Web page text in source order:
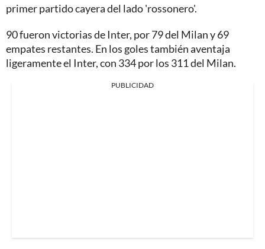
primer partido cayera del lado 'rossonero'.
90 fueron victorias de Inter, por 79 del Milan y 69
empates restantes. En los goles también aventaja
ligeramente el Inter, con 334 por los 311 del Milan.
PUBLICIDAD